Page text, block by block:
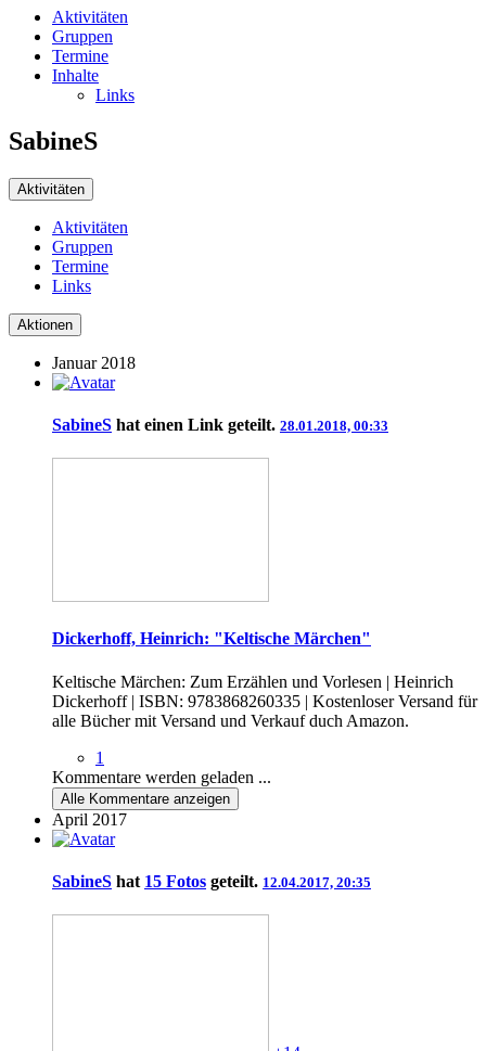
Aktivitäten
Gruppen
Termine
Inhalte
Links
SabineS
Aktivitäten
Aktivitäten
Gruppen
Termine
Links
Aktionen
Januar 2018
SabineS hat einen Link geteilt. 28.01.2018, 00:33
Dickerhoff, Heinrich: "Keltische Märchen"
Keltische Märchen: Zum Erzählen und Vorlesen | Heinrich
Dickerhoff | ISBN: 9783868260335 | Kostenloser Versand für
alle Bücher mit Versand und Verkauf duch Amazon.
1
Kommentare werden geladen ...
Alle Kommentare anzeigen
April 2017
SabineS hat 15 Fotos geteilt. 12.04.2017, 20:35